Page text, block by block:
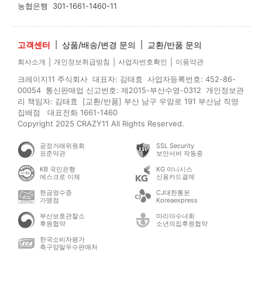
농협은행 301-1661-1460-11
고객센터 상품/배송/변경 문의 교환/반품 문의
회사소개 개인정보취급방침 사업자번호확인 이용약관
크레이지11 주식회사 대표자: 김태효 사업자등록번호: 452-86-
00054 통신판매업 신고번호: 제2015-부산수영-0312 개인정보관
리 책임자: 김태효 [교환/반품] 부산 남구 우암로 191 부산남 직영
집배점 대표전화 1661-1460
Copyright 2025 CRAZY11 All Rights Reserved.
공정거래위원회
표준약관
SSL Security
보안서버 작동중
KB 국민은행
에스크로 이체
KG 이니시스
신용카드결제
현금영수증
가맹점
CJ대한통운
Koreaexpress
부산보호관찰소
후원협약
마리아수녀회
소년의집후원협약
한국소비자평가
축구양말우수판매처